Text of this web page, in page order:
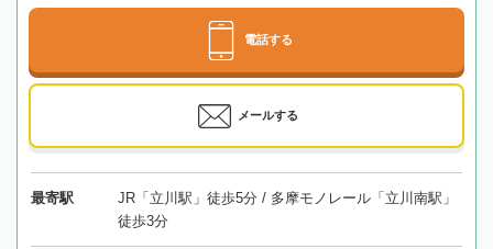
電話する
メールする
最寄駅
JR「立川駅」徒歩5分 / 多摩モノレール「立川南駅」
徒歩3分